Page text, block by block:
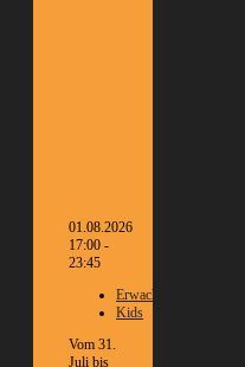
01.08.2026
17:00 -
23:45
Erwachsene
Kids
Vom 31.
Juli bis